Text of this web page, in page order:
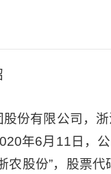
股份有限公司，
年6月11日，
农股份”，股票